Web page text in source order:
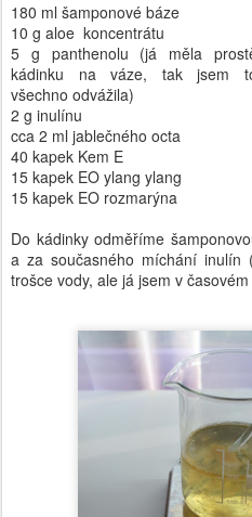
180 ml šamponové báze
10 g aloe koncentrátu
5 g panthenolu (já měla
kádinku na váze, tak jsem
všechno odvážila)
2 g inulínu
cca 2 ml jablečného octa
40 kapek Kem E
15 kapek EO ylang ylang
15 kapek EO rozmarýna
Do kádinky odměříme
a za současného míchání inulín
trošce vody, ale já jsem v